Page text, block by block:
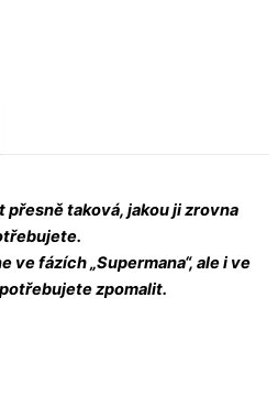
přesně taková, jakou ji zrovna
ve fázích „Supermana“, ale i ve
zpomalit.